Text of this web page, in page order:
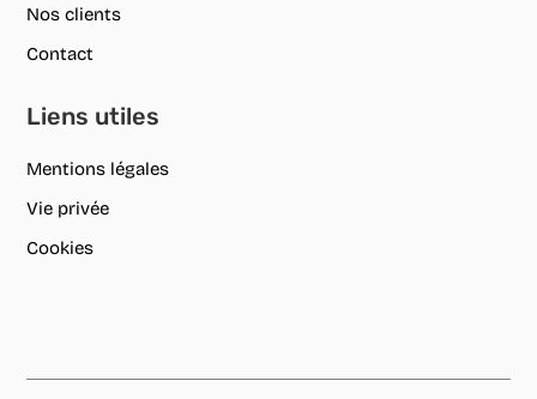
Nos clients
Contact
Liens utiles
Mentions légales
Vie privée
Cookies